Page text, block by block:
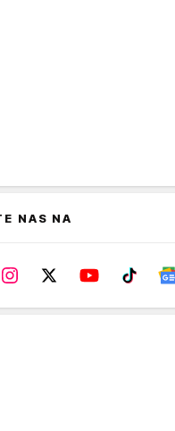
NAS NA